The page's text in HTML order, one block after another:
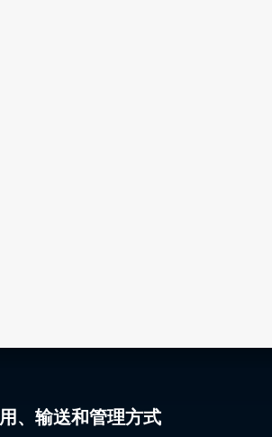
、输送和管理方式